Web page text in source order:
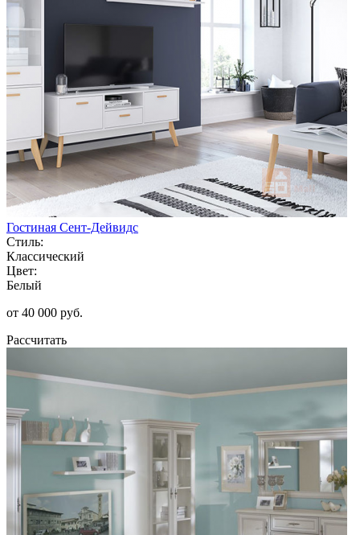
Гостиная Сент-Дейвидс
Стиль:
Классический
Цвет:
Белый
от 40 000 руб.
Рассчитать